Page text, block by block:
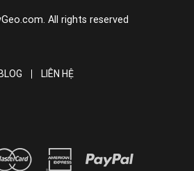
All rights reserved
BLOG LIÊN HỆ